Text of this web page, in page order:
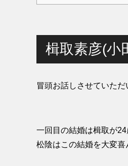
楫取素彦(小
冒頭お話しさせていた
一回目の結婚は楫取が24
松陰はこの結婚を大変喜